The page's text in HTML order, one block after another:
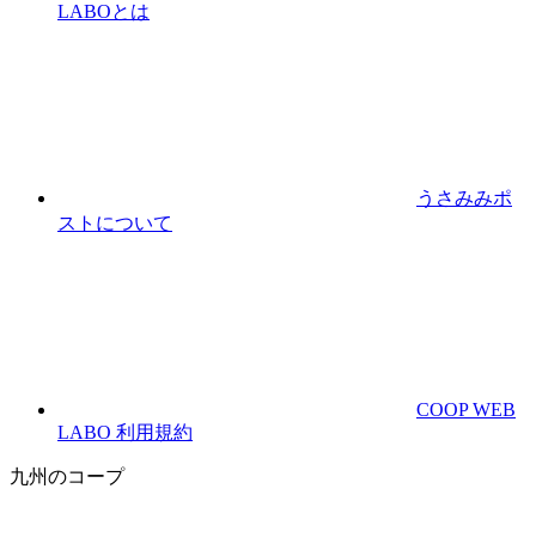
LABOとは
うさみみポ
ストについて
COOP WEB
LABO 利用規約
九州のコープ